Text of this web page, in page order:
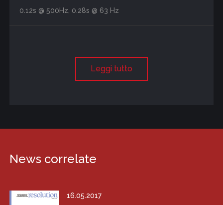
0.12s @ 500Hz, 0.28s @ 63 Hz
Leggi tutto
News correlate
16.05.2017